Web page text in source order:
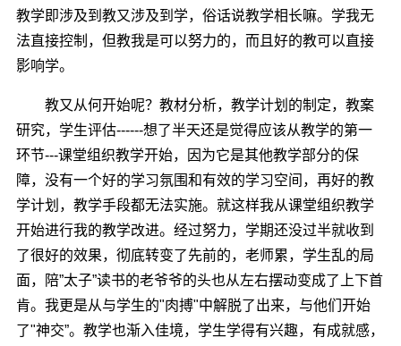
教学即涉及到教又涉及到学，俗话说教学相长嘛。学我无
法直接控制，但教我是可以努力的，而且好的教可以直接
影响学。
教又从何开始呢？教材分析，教学计划的制定，教案
研究，学生评估------想了半天还是觉得应该从教学的第一
环节---课堂组织教学开始，因为它是其他教学部分的保
障，没有一个好的学习氛围和有效的学习空间，再好的教
学计划，教学手段都无法实施。就这样我从课堂组织教学
开始进行我的教学改进。经过努力，学期还没过半就收到
了很好的效果，彻底转变了先前的，老师累，学生乱的局
面，陪”太子”读书的老爷爷的头也从左右摆动变成了上下首
肯。我更是从与学生的"肉搏"中解脱了出来，与他们开始
了"神交”。教学也渐入佳境，学生学得有兴趣，有成就感，